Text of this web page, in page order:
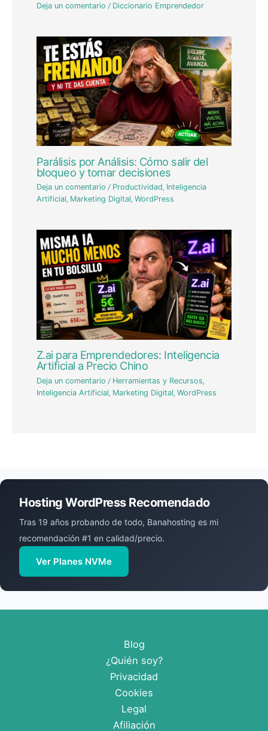
Deja un comentario / Diccionario Emprendedor
Parálisis por Análisis: Cómo salir del
bloqueo y tomar decisiones
Deja un comentario / Productividad, Inteligencia
Artificial, Marketing Digital,WordPress
Z.ai para Emprendedores: Inteligencia
Artificial a Precio Chino
Deja un comentario / Herramientas y Recursos
Inteligencia Artificial Marketing Digital ,WordPress
Hosting WordPress Recomendado
Tras 19 años probando de todo, Banahosting es mi
recomendación #1 en calidad/precio.
Ver Planes NVMe
Blog
¿Quién soy?
Privacidad
Cookies
Legal
Afiliación